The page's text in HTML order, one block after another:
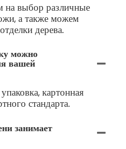
на выбор различные
а также можем
дерева.
можно
вашей
картонная
стандарта.
занимает